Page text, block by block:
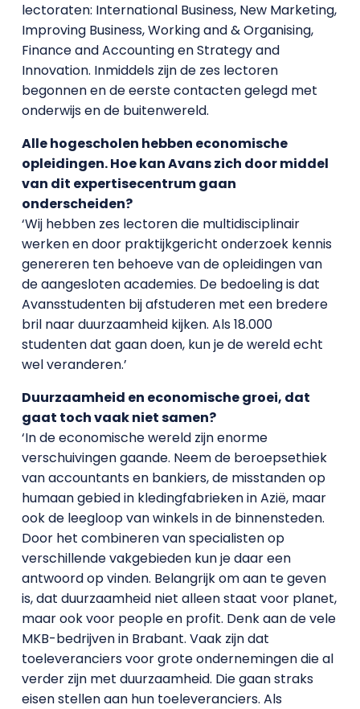
lectoraten: International Business, New Marketing,
Improving Business, Working and & Organising,
Finance and Accounting en Strategy and
Innovation. Inmiddels zijn de zes lectoren
begonnen en de eerste contacten gelegd met
onderwijs en de buitenwereld.
Alle hogescholen hebben economische
opleidingen. Hoe kan Avans zich door middel
van dit expertisecentrum gaan
onderscheiden?
‘Wij hebben zes lectoren die multidisciplinair
werken en door praktijkgericht onderzoek kennis
genereren ten behoeve van de opleidingen van
de aangesloten academies. De bedoeling is dat
Avansstudenten bij afstuderen met een bredere
bril naar duurzaamheid kijken. Als 18.000
studenten dat gaan doen, kun je de wereld echt
wel veranderen.’
Duurzaamheid en economische groei, dat
gaat toch vaak niet samen?
‘In de economische wereld zijn enorme
verschuivingen gaande. Neem de beroepsethiek
van accountants en bankiers, de misstanden op
humaan gebied in kledingfabrieken in Azië, maar
ook de leegloop van winkels in de binnensteden.
Door het combineren van specialisten op
verschillende vakgebieden kun je daar een
antwoord op vinden. Belangrijk om aan te geven
is, dat duurzaamheid niet alleen staat voor planet,
maar ook voor people en profit. Denk aan de vele
MKB-bedrijven in Brabant. Vaak zijn dat
toeleveranciers voor grote ondernemingen die al
verder zijn met duurzaamheid. Die gaan straks
eisen stellen aan hun toeleveranciers. Als